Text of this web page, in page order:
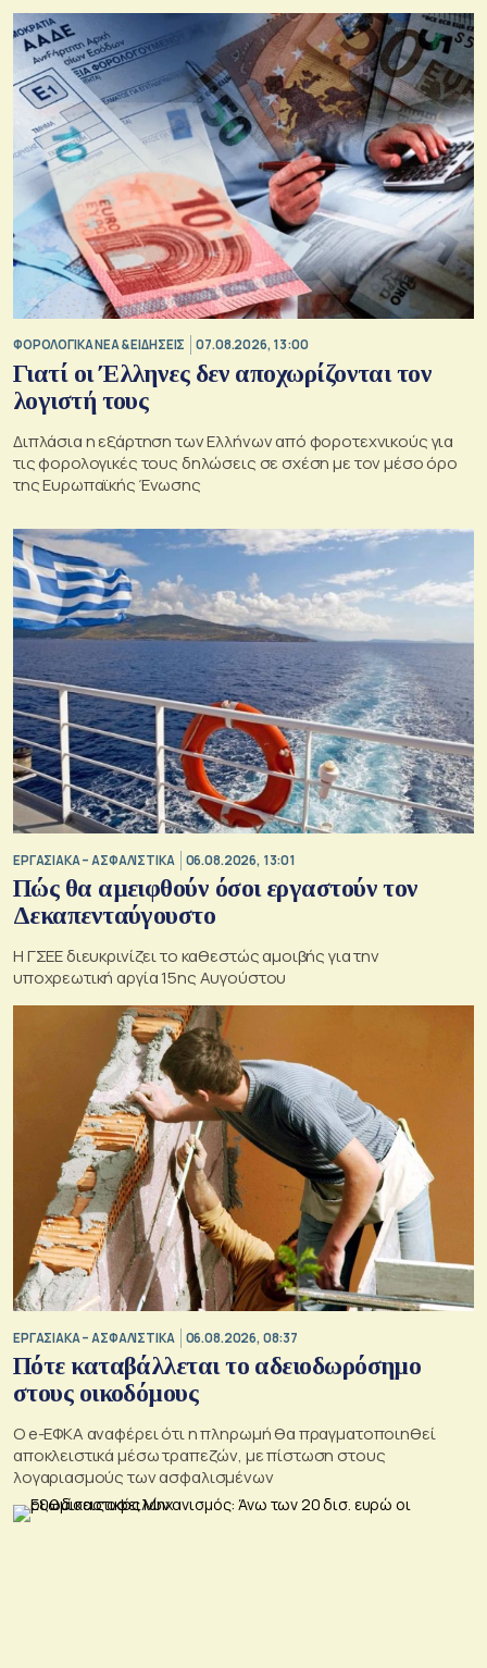
ΦΟΡΟΛΟΓΙΚΑ ΝΕΑ & EΙΔΗΣΕΙΣ 07.08.2026, 13:00
Γιατί οι Έλληνες δεν αποχωρίζονται τον
λογιστή τους
Διπλάσια η εξάρτηση των Ελλήνων από φοροτεχνικούς για
τις φορολογικές τους δηλώσεις σε σχέση με τον μέσο όρο
της Ευρωπαϊκής Ένωσης
ΕΡΓΑΣΙΑΚΑ – ΑΣΦΑΛΙΣΤΙΚΑ 06.08.2026, 13:01
Πώς θα αμειφθούν όσοι εργαστούν τον
Δεκαπενταύγουστο
Η ΓΣΕΕ διευκρινίζει το καθεστώς αμοιβής για την
υποχρεωτική αργία 15ης Αυγούστου
ΕΡΓΑΣΙΑΚΑ – ΑΣΦΑΛΙΣΤΙΚΑ 06.08.2026, 08:37
Πότε καταβάλλεται το αδειοδωρόσημο
στους οικοδόμους
O e-ΕΦΚΑ αναφέρει ότι η πληρωμή θα πραγματοποιηθεί
αποκλειστικά μέσω τραπεζών, με πίστωση στους
λογαριασμούς των ασφαλισμένων